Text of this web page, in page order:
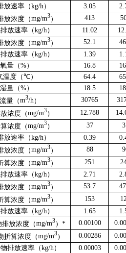
放速率（kg/h ） 3.05
放浓度（mg/m3） 413
放速率（kg/h ） 11.02
放浓度（mg/m3） 52.1
放速率（kg/h ） 1.39
量（%） 16.8
温度（℃） 64.4
量（%） 18.5
量（m3/h） 30765
浓度（mg/m3） 12.788
浓度（mg/m3） 37
放速率（kg/h ） 0.39
放浓度（mg/m3） 88
算浓度（mg/m3） 251
放速率（kg/h ） 2.71
放浓度（mg/m3） 53.7
算浓度（mg/m3） 153
放速率（kg/h ） 1.65
排放浓度（mg/m3）* 0.00100
折算浓度（mg/m3） 0.00286
排放速率（kg/h ） 0.00003